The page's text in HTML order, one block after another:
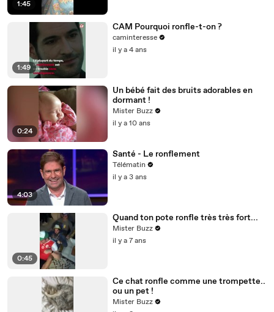
1:45
1:49
CAM Pourquoi ronfle-t-on ?
caminteresse
il y a 4 ans
0:24
Un bébé fait des bruits adorables en
dormant !
Mister Buzz
il y a 10 ans
4:03
Santé - Le ronflement
Télématin
il y a 3 ans
0:45
Quand ton pote ronfle très très fort...
Mister Buzz
il y a 7 ans
Ce chat ronfle comme une trompette..
ou un pet !
Mister Buzz